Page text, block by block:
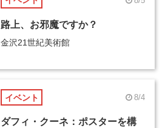
路上、お邪魔ですか？
金沢21世紀美術館
イベント 8/4
ダフィ・クーネ：ポスターを構